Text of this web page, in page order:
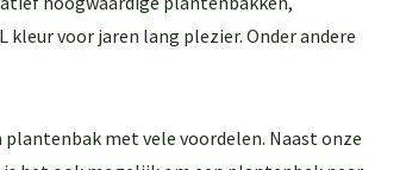
voor jaren lang plezier. Onder andere
met vele voordelen. Naast onze